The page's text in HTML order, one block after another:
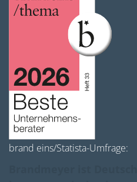
brand eins/Statista-Umfrage: